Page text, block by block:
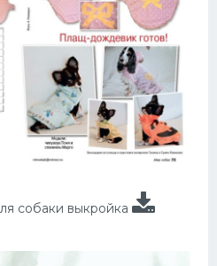
собаки выкройка